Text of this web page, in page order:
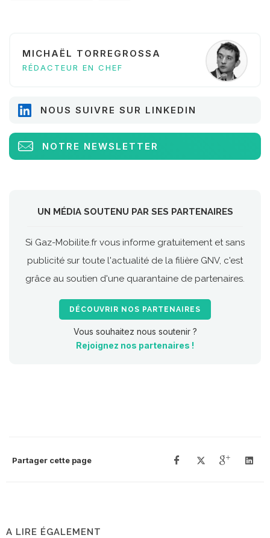
MICHAËL TORREGROSSA
RÉDACTEUR EN CHEF
NOUS SUIVRE SUR LINKEDIN
NOTRE NEWSLETTER
UN MÉDIA SOUTENU PAR SES PARTENAIRES
Si Gaz-Mobilite.fr vous informe gratuitement et sans
publicité sur toute l'actualité de la filière GNV, c'est
grâce au soutien d'une quarantaine de partenaires.
DÉCOUVRIR NOS PARTENAIRES
Vous souhaitez nous soutenir ?
Rejoignez nos partenaires !
Partager cette page
A LIRE ÉGALEMENT